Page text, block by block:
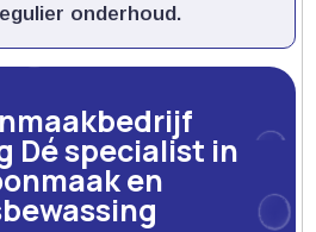
onderhoud.​
Dé specialist in
en